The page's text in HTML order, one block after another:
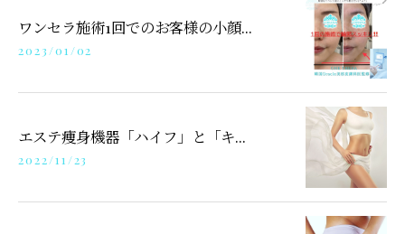
ワンセラ施術1回でのお客様の小顔...
2023/01/02
エステ痩身機器「ハイフ」と「キ...
2022/11/23